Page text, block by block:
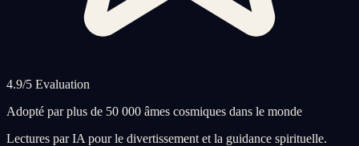
4.9/5 Evaluation
Adopté par plus de 50 000 âmes cosmiques dans le monde
Lectures par IA pour le divertissement et la guidance spirituelle.